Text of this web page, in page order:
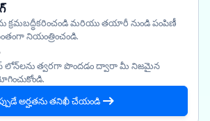
క్రమబద్ధీకరించండి మరియు తయారీ నుండి పంపిణీ
నియంత్రించండి.
లోన్‌లను త్వరగా పొందడం ద్వారా మీ నిజమైన
అర్హతను తనిఖీ చేయండి